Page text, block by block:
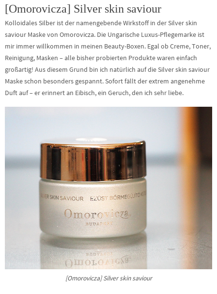
[Omorovicza] Silver skin saviour
Kolloidales Silber ist der namengebende Wirkstoff in der Silver skin
saviour Maske von Omorovicza. Die Ungarische Luxus-Pflegemarke ist
mir immer willkommen in meinen Beauty-Boxen. Egal ob Creme, Toner,
Reinigung, Masken – alle bisher probierten Produkte waren einfach
großartig! Aus diesem Grund bin ich natürlich auf die Silver skin saviour
Maske schon besonders gespannt. Sofort fällt der extrem angenehme
Duft auf – er erinnert an Eibisch, ein Geruch, den ich sehr liebe.
[Omorovicza] Silver skin saviour